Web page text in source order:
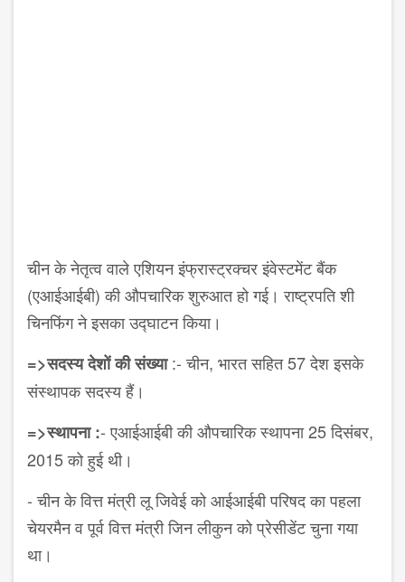
चीन के नेतृत्व वाले एशियन इंफ्रास्ट्रक्चर इंवेस्टमेंट बैंक
(एआईआईबी) की औपचारिक शुरुआत हो गई। राष्ट्रपति शी
चिनफिंग ने इसका उद्घाटन किया।
=>सदस्य देशों की संख्या:- चीन, भारत सहित 57 देश इसके
संस्थापक सदस्य हैं।
=>स्थापना :- एआईआईबी की औपचारिक स्थापना 25 दिसंबर,
2015 को हुई थी।
- चीन के वित्त मंत्री लू जिवेई को आईआईबी परिषद का पहला
चेयरमैन व पूर्व वित्त मंत्री जिन लीकुन को प्रेसीडेंट चुना गया
था।